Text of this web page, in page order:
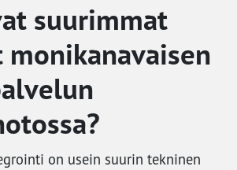
suurimmat
monikanavaisen
on usein suurin tekninen